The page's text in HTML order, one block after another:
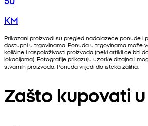
KM
Prikazani proizvodi su pregled nadolazeće ponude i
dostupni u trgovinama. Ponuda u trgovinama može
količine i raspoloživosti proizvoda (neki artikli će biti
lokacijama). Fotografije prikazuju uzorke dizajna i
stvarnih proizvoda. Ponuda vrijedi do isteka zaliha.
Zašto kupovati